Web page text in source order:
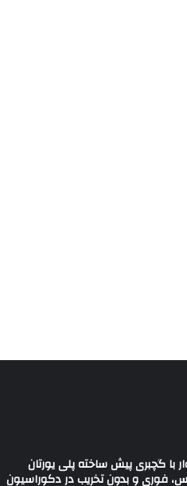
با گچبری پیش ساخته پلی یورتان
فوری و بدون تخریب در دکوراسیون